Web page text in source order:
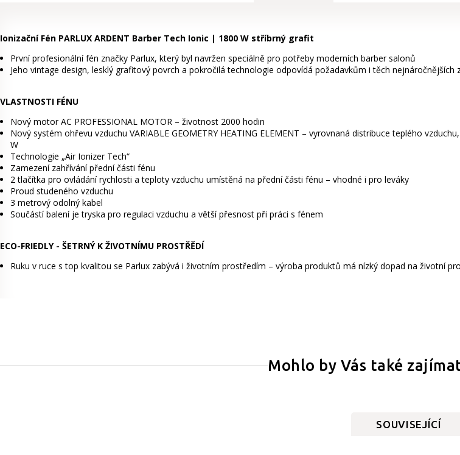
Ionizační Fén PARLUX ARDENT Barber Tech Ionic | 1800 W stříbrný grafit
První profesionální fén značky Parlux, který byl navržen speciálně pro potřeby moderních barber salonů
Jeho vintage design, lesklý grafitový povrch a pokročilá technologie odpovídá požadavkům i těch nejnáročnějších
VLASTNOSTI FÉNU
Nový motor AC PROFESSIONAL MOTOR – životnost 2000 hodin
Nový systém ohřevu vzduchu VARIABLE GEOMETRY HEATING ELEMENT – vyrovnaná distribuce teplého
W
Technologie „Air Ionizer Tech“
Zamezení zahřívání přední části fénu
2 tlačítka pro ovládání rychlosti a teploty vzduchu umístěná na přední části fénu – vhodné i pro leváky
Proud studeného vzduchu
3 metrový odolný kabel
Součástí balení je tryska pro regulaci vzduchu a větší přesnost při práci s fénem
ECO-FRIEDLY - ŠETRNÝ K ŽIVOTNÍMU PROSTŘĚDÍ
Ruku v ruce s top kvalitou se Parlux zabývá i životním prostředím – výroba produktů má nízký dopad na životní
Mohlo by Vás také
SOUVISEJÍCÍ